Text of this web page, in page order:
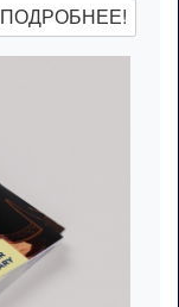
ПОДРОБНЕЕ!